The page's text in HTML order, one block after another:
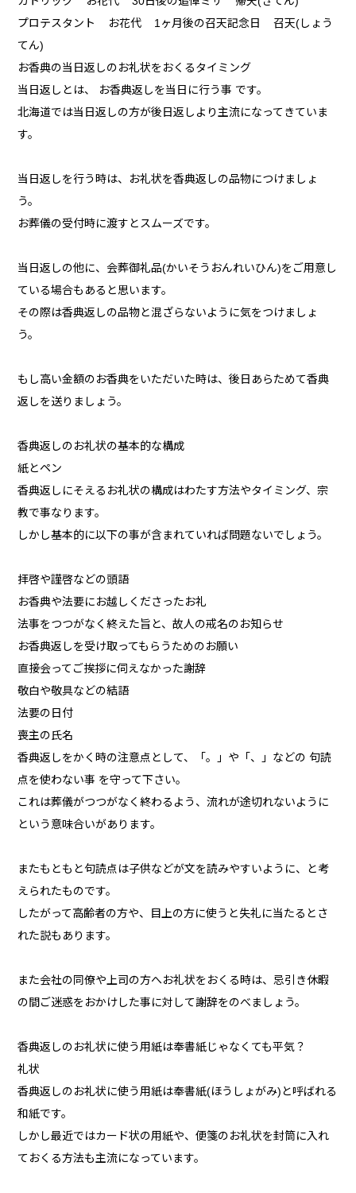
プロテスタント お花代 1ヶ月後の召天記念日 召天(しょう
てん)
お香典の当日返しのお礼状をおくるタイミング
当日返しとは、 お香典返しを当日に行う事 です。
北海道では当日返しの方が後日返しより主流になってきていま
す。
当日返しを行う時は、お礼状を香典返しの品物につけましょ
う。
お葬儀の受付時に渡すとスムーズです。
当日返しの他に、会葬御礼品(かいそうおんれいひん)をご用意し
ている場合もあると思います。
その際は香典返しの品物と混ざらないように気をつけましょ
う。
もし高い金額のお香典をいただいた時は、後日あらためて香典
返しを送りましょう。
香典返しのお礼状の基本的な構成
紙とペン
香典返しにそえるお礼状の構成はわたす方法やタイミング、宗
教で事なります。
しかし基本的に以下の事が含まれていれば問題ないでしょう。
拝啓や謹啓などの頭語
お香典や法要にお越しくださったお礼
法事をつつがなく終えた旨と、故人の戒名のお知らせ
お香典返しを受け取ってもらうためのお願い
直接会ってご挨拶に伺えなかった謝辞
敬白や敬具などの結語
法要の日付
喪主の氏名
香典返しをかく時の注意点として、「。」や「、」などの 句読
点を使わない事 を守って下さい。
これは葬儀がつつがなく終わるよう、流れが途切れないように
という意味合いがあります。
またもともと句読点は子供などが文を読みやすいように、と考
えられたものです。
したがって高齢者の方や、目上の方に使うと失礼に当たるとさ
れた説もあります。
また会社の同僚や上司の方へお礼状をおくる時は、忌引き休暇
の間ご迷惑をおかけした事に対して謝辞をのべましょう。
香典返しのお礼状に使う用紙は奉書紙じゃなくても平気？
礼状
香典返しのお礼状に使う用紙は奉書紙(ほうしょがみ)と呼ばれる
和紙です。
しかし最近ではカード状の用紙や、便箋のお礼状を封筒に入れ
ておくる方法も主流になっています。